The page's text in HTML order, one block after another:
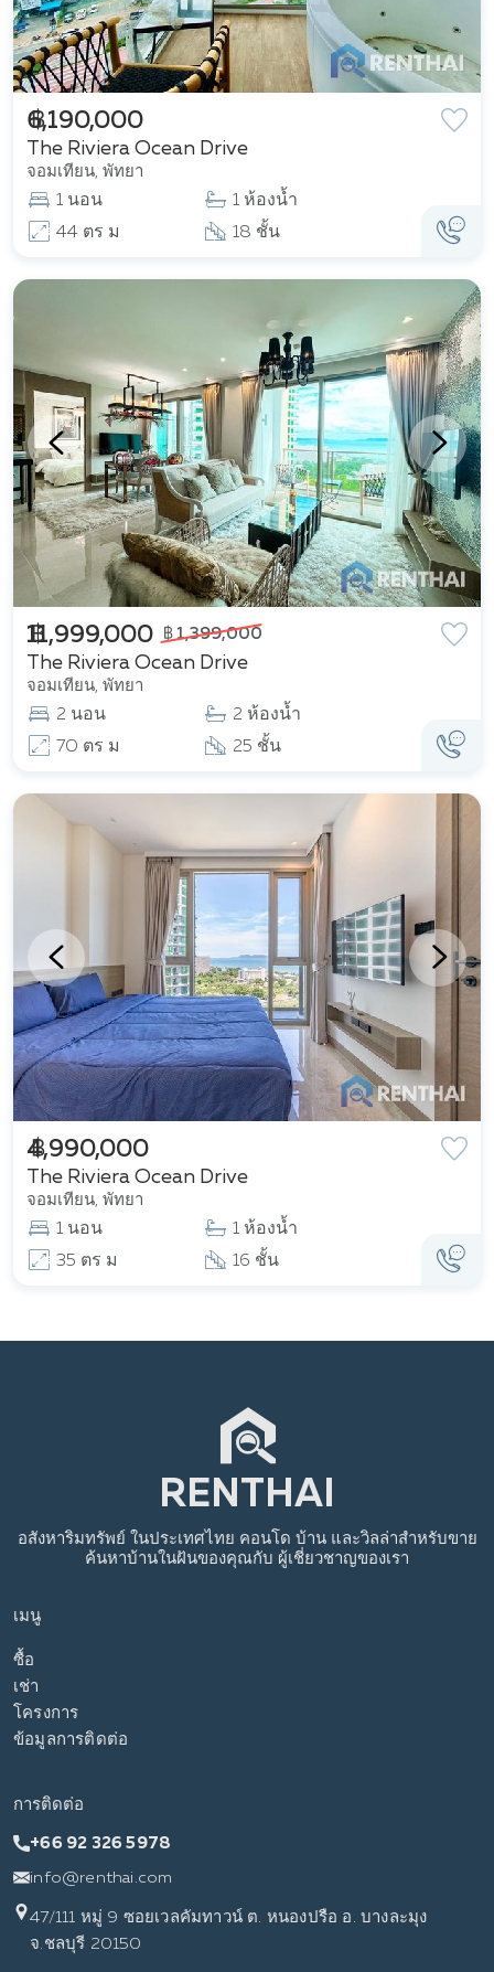
The Riviera Ocean Drive
จอมเทียน, พัทยา
฿ 6,190,000
1 นอน
1 ห้องน้ำ
44 ตร ม
18 ชั้น
The Riviera Ocean Drive
จอมเทียน, พัทยา
฿ 11,999,000 ฿ 1,399,000
2 นอน
2 ห้องน้ำ
70 ตร ม
25 ชั้น
The Riviera Ocean Drive
จอมเทียน, พัทยา
฿ 4,990,000
1 นอน
1 ห้องน้ำ
35 ตร ม
16 ชั้น
เมนู
ซื้อ
เช่า
โครงการ
ข้อมูลการติดต่อ
อสังหาริมทรัพย์ ในประเทศไทย คอนโด บ้าน และวิลล่าสำหรับขาย
ค้นหาบ้านในฝันของคุณกับ ผู้เชี่ยวชาญของเรา
การติดต่อ
+66 92 326 5978
info@renthai.com
47/111 หมู่ 9 ซอยเวลคัมทาวน์ ต. หนองปรือ อ. บางละมุง
จ.ชลบุรี 20150